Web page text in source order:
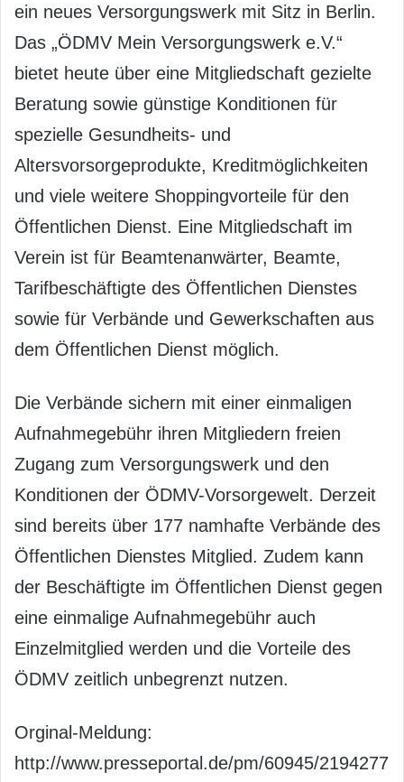
ein neues Versorgungswerk mit Sitz in Berlin.
Das „ÖDMV Mein Versorgungswerk e.V.“
bietet heute über eine Mitgliedschaft gezielte
Beratung sowie günstige Konditionen für
spezielle Gesundheits- und
Altersvorsorgeprodukte, Kreditmöglichkeiten
und viele weitere Shoppingvorteile für den
Öffentlichen Dienst. Eine Mitgliedschaft im
Verein ist für Beamtenanwärter, Beamte,
Tarifbeschäftigte des Öffentlichen Dienstes
sowie für Verbände und Gewerkschaften aus
dem Öffentlichen Dienst möglich.
Die Verbände sichern mit einer einmaligen
Aufnahmegebühr ihren Mitgliedern freien
Zugang zum Versorgungswerk und den
Konditionen der ÖDMV-Vorsorgewelt. Derzeit
sind bereits über 177 namhafte Verbände des
Öffentlichen Dienstes Mitglied. Zudem kann
der Beschäftigte im Öffentlichen Dienst gegen
eine einmalige Aufnahmegebühr auch
Einzelmitglied werden und die Vorteile des
ÖDMV zeitlich unbegrenzt nutzen.
Orginal-Meldung:
http://www.presseportal.de/pm/60945/2194277